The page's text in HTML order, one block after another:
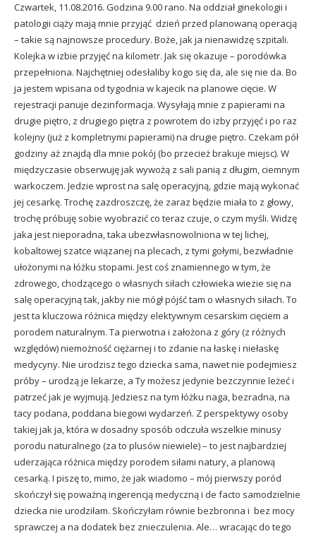
Czwartek, 11.08.2016. Godzina 9.00 rano. Na oddział ginekologii i
patologii ciąży mają mnie przyjąć dzień przed planowaną operacją
– takie są najnowsze procedury. Boże, jak ja nienawidzę szpitali.
Kolejka w izbie przyjęć na kilometr. Jak się okazuje – porodówka
przepełniona. Najchętniej odesłaliby kogo się da, ale się nie da. Bo
ja jestem wpisana od tygodnia w kajecik na planowe cięcie. W
rejestracji panuje dezinformacja. Wysyłają mnie z papierami na
drugie piętro, z drugiego piętra z powrotem do izby przyjęć i po raz
kolejny (już z kompletnymi papierami) na drugie piętro. Czekam pół
godziny aż znajdą dla mnie pokój (bo przecież brakuje miejsc). W
międzyczasie obserwuję jak wywożą z sali panią z długim, ciemnym
warkoczem. Jedzie wprost na salę operacyjną, gdzie mają wykonać
jej cesarkę. Trochę zazdroszczę, że zaraz będzie miała to z głowy,
trochę próbuję sobie wyobrazić co teraz czuje, o czym myśli. Widzę
jaka jest nieporadna, taka ubezwłasnowolniona w tej lichej,
kobaltowej szatce wiązanej na plecach, z tymi gołymi, bezwładnie
ułożonymi na łóżku stopami. Jest coś znamiennego w tym, że
zdrowego, chodzącego o własnych siłach człowieka wiezie się na
salę operacyjną tak, jakby nie mógł pójść tam o własnych siłach. To
jest ta kluczowa różnica między elektywnym cesarskim cięciem a
porodem naturalnym. Ta pierwotna i założona z góry (z różnych
względów) niemożność ciężarnej i to zdanie na łaskę i niełaskę
medycyny. Nie urodzisz tego dziecka sama, nawet nie podejmiesz
próby – urodzą je lekarze, a Ty możesz jedynie bezczynnie leżeć i
patrzeć jak je wyjmują. Jedziesz na tym łóżku naga, bezradna, na
tacy podana, poddana biegowi wydarzeń. Z perspektywy osoby
takiej jak ja, która w dosadny sposób odczuła wszelkie minusy
porodu naturalnego (za to plusów niewiele) – to jest najbardziej
uderzająca różnica między porodem siłami natury, a planową
cesarką. I piszę to, mimo, że jak wiadomo – mój pierwszy poród
skończył się poważną ingerencją medyczną i de facto samodzielnie
dziecka nie urodziłam. Skończyłam równie bezbronna i bez mocy
sprawczej a na dodatek bez znieczulenia. Ale… wracając do tego